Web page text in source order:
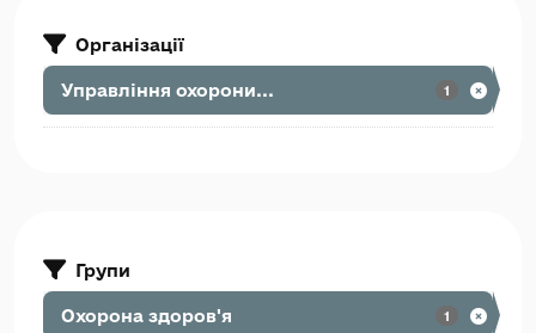
Організації
Управління охорони... 1
Групи
Охорона здоров'я 1